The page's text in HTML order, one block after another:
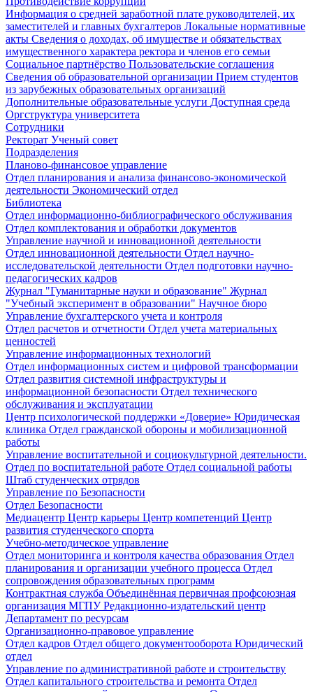
Информация о средней заработной плате руководителей, их
заместителей и главных бухгалтеров Локальные нормативные
акты Сведения о доходах, об имуществе и обязательствах
имущественного характера ректора и членов его семьи
Социальное партнёрство Пользовательские соглашения
Сведения об образовательной организации Прием студентов
из зарубежных образовательных организаций
Дополнительные образовательные услуги Доступная среда
Оргструктура университета
Сотрудники
Ректорат Ученый совет
Подразделения
Планово-финансовое управление
Отдел планирования и анализа финансово-экономической
деятельности Экономический отдел
Библиотека
Отдел информационно-библиографического обслуживания
Отдел комплектования и обработки документов
Управление научной и инновационной деятельности
Отдел инновационной деятельности Отдел научно-
исследовательской деятельности Отдел подготовки научно-
педагогических кадров
Журнал "Гуманитарные науки и образование" Журнал
"Учебный эксперимент в образовании" Научное бюро
Управление бухгалтерского учета и контроля
Отдел расчетов и отчетности Отдел учета материальных
ценностей
Управление информационных технологий
Отдел информационных систем и цифровой трансформации
Отдел развития системной инфраструктуры и
информационной безопасности Отдел технического
обслуживания и эксплуатации
Центр психологической поддержки «Доверие» Юридическая
клиника Отдел гражданской обороны и мобилизационной
работы
Управление воспитательной и социокультурной деятельности.
Отдел по воспитательной работе Отдел социальной работы
Штаб студенческих отрядов
Управление по Безопасности
Отдел Безопасности
Медиацентр Центр карьеры Центр компетенций Центр
развития студенческого спорта
Учебно-методическое управление
Отдел мониторинга и контроля качества образования Отдел
планирования и организации учебного процесса Отдел
сопровождения образовательных программ
Контрактная служба Объединённая первичная профсоюзная
организация МГПУРедакционно-издательский центр
Департамент по ресурсам
Организационно-правовое управление
Отдел кадров Отдел общего документооборота Юридический
отдел
Управление по административной работе и строительству
Отдел капитального строительства и ремонта Отдел